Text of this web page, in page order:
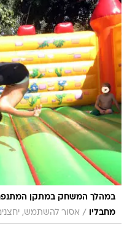
במהלך המשחק במתקן
מחבליו
/ אסור להשתמש,